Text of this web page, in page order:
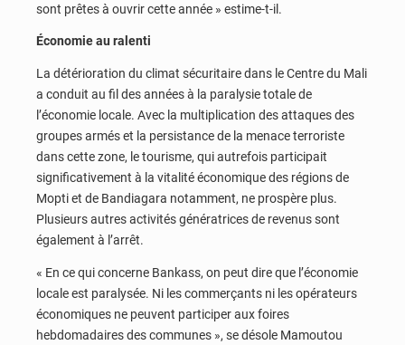
sont prêtes à ouvrir cette année » estime-t-il.
Économie au ralenti
La détérioration du climat sécuritaire dans le Centre du Mali
a conduit au fil des années à la paralysie totale de
l’économie locale. Avec la multiplication des attaques des
groupes armés et la persistance de la menace terroriste
dans cette zone, le tourisme, qui autrefois participait
significativement à la vitalité économique des régions de
Mopti et de Bandiagara notamment, ne prospère plus.
Plusieurs autres activités génératrices de revenus sont
également à l’arrêt.
« En ce qui concerne Bankass, on peut dire que l’économie
locale est paralysée. Ni les commerçants ni les opérateurs
économiques ne peuvent participer aux foires
hebdomadaires des communes », se désole Mamoutou